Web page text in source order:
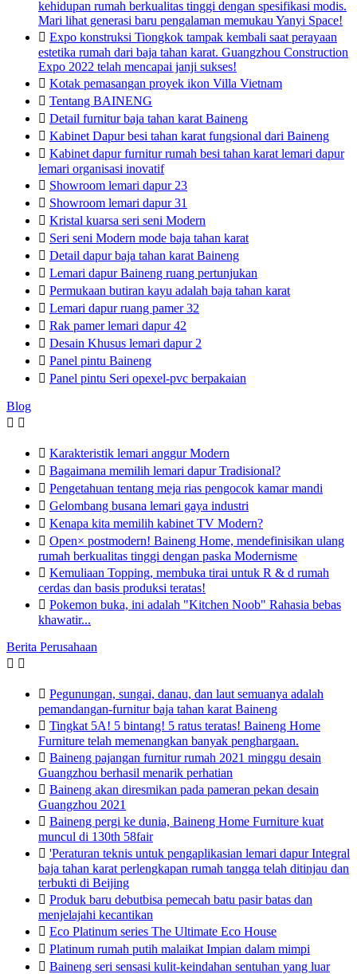
kehidupan rumah berkualitas tinggi dengan spesifikasi modis.
Mari lihat generasi baru pengalaman memukau Yanyi Space!
 Expo konstruksi Tiongkok tampak kembali saat perayaan
estetika rumah dari baja tahan karat. Guangzhou Construction
Expo 2022 telah mencapai janji sukses!
 Kotak pemasangan proyek ikon Villa Vietnam
 Tentang BAINENG
 Detail furnitur baja tahan karat Baineng
 Kabinet Dapur besi tahan karat fungsional dari Baineng
 Kabinet dapur furnitur rumah besi tahan karat lemari dapur
lemari organisasi inovatif
 Showroom lemari dapur 23
 Showroom lemari dapur 31
 Kristal kuarsa seri seni Modern
 Seri seni Modern mode baja tahan karat
 Detail dapur baja tahan karat Baineng
 Lemari dapur Baineng ruang pertunjukan
 Permukaan butiran kayu adalah baja tahan karat
 Lemari dapur ruang pamer 32
 Rak pamer lemari dapur 42
 Desain Khusus lemari dapur 2
 Panel pintu Baineng
 Panel pintu Seri opexel-pvc berpakaian
Blog
 
 Karakteristik lemari anggur Modern
 Bagaimana memilih lemari dapur Tradisional?
 Pengetahuan tentang meja rias pengocok kamar mandi
 Gelombang busana lemari gaya industri
 Kenapa kita memilih kabinet TV Modern?
 Open× postmodern! Baineng Home, mendefinisikan ulang
rumah berkualitas tinggi dengan paska Modernisme
 Kemuliaan Topping, membuka tirai untuk R & d rumah
cerdas dan basis produksi teratas!
 Pokemon buka, ini adalah "Kitchen Noob" Rahasia bebas
khawatir...
Berita Perusahaan
 
 Pegunungan, sungai, danau, dan laut semuanya adalah
pemandangan-furnitur baja tahan karat Baineng
 Tingkat 5A! 5 bintang! 5 ratus teratas! Baineng Home
Furniture telah memenangkan banyak penghargaan.
 Baineng pajangan furnitur rumah 2021 minggu desain
Guangzhou berhasil menarik perhatian
 Baineng akan diresmikan pada pameran pekan desain
Guangzhou 2021
 Baineng pergi ke dunia, Baineng Home Furniture kuat
muncul di 130th 58fair
 'Peraturan teknis untuk pengaplikasian lemari dapur Integral
baja tahan karat perlengkapan rumah tangga telah ditinjau dan
terbukti di Beijing
 Produk baru debutbisa pemecah batu pasir batas dan
menjelajahi kecantikan
 Eco Platinum series The Ultimate Eco House
 Platinum rumah putih malaikat Impian dalam mimpi
 Baineng seri sensasi kulit-keindahan sentuhan yang luar